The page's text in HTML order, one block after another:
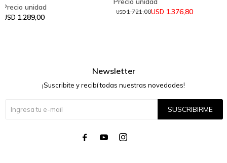
USD 1.289,00
USD 1.376,80
USD1.721,00
Newsletter
¡Suscribite y recibí todas nuestras novedades!
SUSCRIBIRME
  